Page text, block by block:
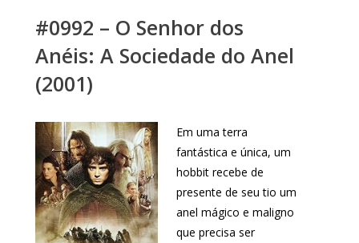
#0992 – O Senhor dos
Anéis: A Sociedade do Anel
(2001)
Em uma terra
fantástica e única, um
hobbit recebe de
presente de seu tio um
anel mágico e maligno
que precisa ser